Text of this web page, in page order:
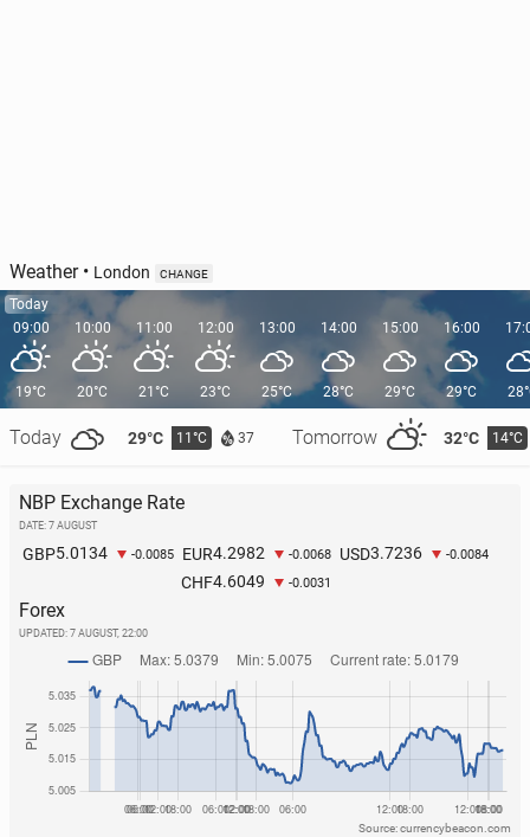
Weather• London CHANGE
Today
09:00
19°C
Today 29°C 11°C 37 Tomorrow 32°C 14°C
10:00
20°C
11:00
21°C
12:00
23°C
13:00
25°C
14:00
28°C
15:00
29°C
16:00
29°C
NBP Exchange Rate
DATE: 7 AUGUST
GBP5.0134 -0.0085 EUR4.2982 -0.0068 USD3.7236 -0.0084
CHF4.6049 -0.0031
Forex
UPDATED: 7 AUGUST, 22:00
Source: currencybeacon.com